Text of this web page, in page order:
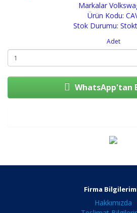
Markalar
Ürün Kodu:
Stok Durumu:
Adet
WhatsApp'tan
Firma
Hakkımızda